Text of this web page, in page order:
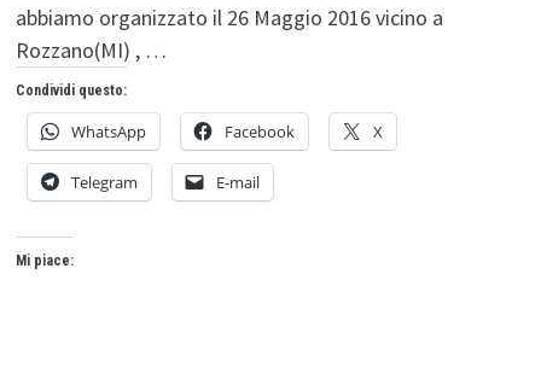
abbiamo organizzato il 26 Maggio 2016 vicino a
Rozzano(MI) , …
Condividi questo:
WhatsApp Facebook X
Telegram E-mail
Mi piace: